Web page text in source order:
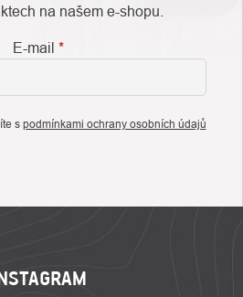
na našem e-shopu.
E-mail
s podmínkami ochrany osobních údajů